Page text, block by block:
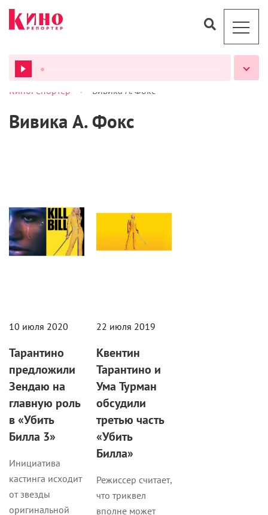
ВСЕ ПОДКАСТЫ
КиноРепортер > Вивика А. Фокс
Вивика А. Фокс
10 июля 2020
Тарантино
предложили
Зендаю на
главную роль
в «Убить
Билла 3»
Инициатива
кастинга исходит
от звезды
оригинальной
22 июля 2019
Квентин
Тарантино и
Ума Турман
обсудили
третью часть
«Убить
Билла»
Режиссер считает,
что триквел
вполне может